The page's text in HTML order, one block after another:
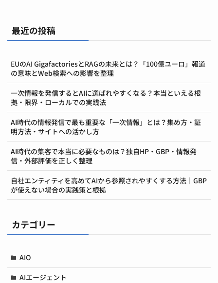
最近の投稿
EUのAI GigafactoriesとRAGの未来とは？「100億ユーロ」報道
の意味とWeb検索への影響を整理
一次情報を発信するとAIに選ばれやすくなる？本当といえる根
拠・限界・ローカルでの実践法
AI時代の情報発信で最も重要な「一次情報」とは？集め方・証
明方法・サイトへの活かし方
AI時代の集客で本当に必要なものは？独自HP・GBP・情報発
信・外部評価を正しく整理
自社エンティティを高めてAIから参照されやすくする方法｜GBP
が使えない場合の実践策と根拠
カテゴリー
AIO
AIエージェント